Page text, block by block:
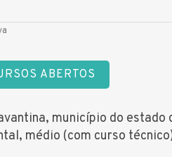
ABERTOS
município do estado
médio (com curso